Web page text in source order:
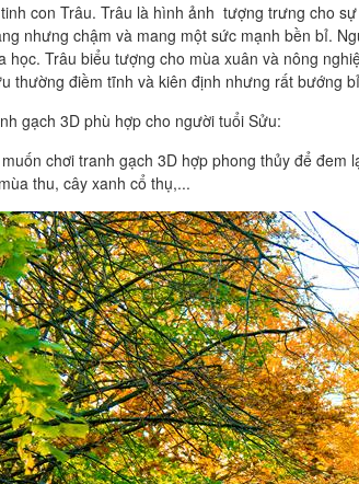
con Trâu. Trâu là hình ảnh tượng trưng cho
nhưng chậm và mang một sức mạnh bền bỉ.
học. Trâu biểu tượng cho mùa xuân và nông
thường điềm tĩnh và kiên định nhưng rất bướng
gạch 3D phù hợp cho người tuổi Sửu:
chơitranh gạch 3Dhợp phong thủy để đem
thu, cây xanh cổ thụ,...